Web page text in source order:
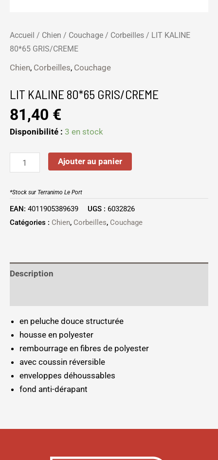
Accueil / Chien / Couchage / Corbeilles / LIT KALINE
80*65 GRIS/CREME
Chien, Corbeilles, Couchage
LIT KALINE 80*65 GRIS/CREME
81,40 €
Disponibilité : 3 en stock
Ajouter au panier
*Stock sur Terranimo Le Port
EAN: 4011905389639 UGS : 6032826
Catégories : Chien, Corbeilles, Couchage
Description
en peluche douce structurée
housse en polyester
rembourrage en fibres de polyester
avec coussin réversible
enveloppes déhoussables
fond anti-dérapant